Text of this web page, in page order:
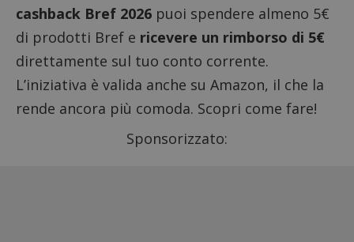
cashback Bref 2026 puoi spendere almeno 5€
di prodotti Bref e ricevere un rimborso di 5€
direttamente sul tuo conto corrente.
L’iniziativa è valida anche su Amazon, il che la
rende ancora più comoda. Scopri come fare!
Sponsorizzato: